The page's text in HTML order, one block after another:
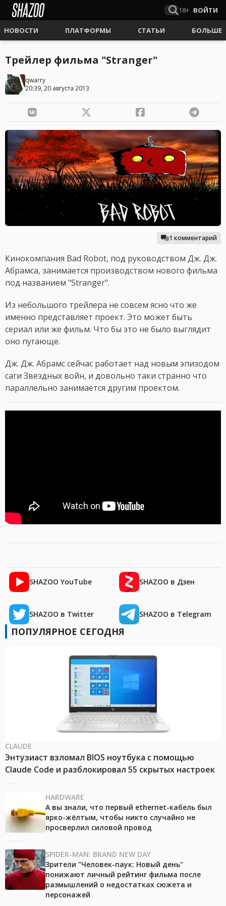
18+ ВОЙТИ
НОВОСТИ ПЛАТФОРМЫ СТАТЬИ БОЛЬШЕ
Трейлер фильма "Stranger"
qwarry
20:39, 20 августа 2013
1 комментарий
Кинокомпания Bad Robot, под руководством Дж. Дж.
Абрамса, занимается производством нового фильма
под названием "Stranger".
Из небольшого трейлера не совсем ясно что же
именно представляет проект. Это может быть
сериал или же фильм. Что бы это не было выглядит
оно пугающе.
Дж. Дж. Абрамс сейчас работает над новым эпизодом
саги Звездных войн, и довольно таки странно что
параллельно занимается другим проектом.
SHAZOO YouTube SHAZOO в Дзен
SHAZOO в Twitter SHAZOO в Telegram
ПОПУЛЯРНОЕ СЕГОДНЯ
CLAUDE
Энтузиаст взломал BIOS ноутбука с помощью
Claude Code и разблокировал 55 скрытых настроек
HARDWARE
А вы знали, что первый ethernet-кабель был
ярко-жёлтым, чтобы никто случайно не
просверлил силовой провод
SPIDER-MAN: BRAND NEW DAY
Зрители "Человек-паук: Новый день"
понижают личный рейтинг фильма после
размышлений о недостатках сюжета и
персонажей